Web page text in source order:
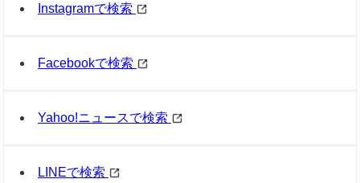
Instagramで検索
Facebookで検索
Yahoo!ニュースで検索
LINEで検索